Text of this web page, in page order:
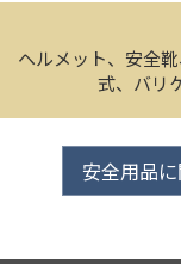
ヘルメット、安全
式、バリ
安全用品